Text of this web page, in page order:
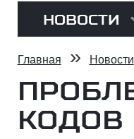
НОВОСТИ
Главная » Новости
КОДОВ